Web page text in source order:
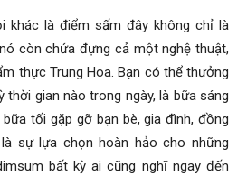
khác là điểm sấm đây không chỉ là
còn chứa đựng cả một nghệ thuật,
thực Trung Hoa. Bạn có thể thưởng
gian nào trong ngày, là bữa sáng
tối gặp gỡ bạn bè, gia đình, đồng
sự lựa chọn hoàn hảo cho những
bất kỳ ai cũng nghĩ ngay đến